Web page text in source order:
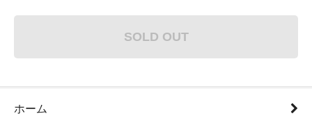
SOLD OUT
ホーム